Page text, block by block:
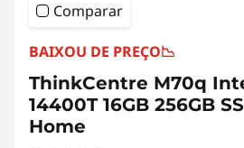
Comparar
BAIXOU DE PREÇO📉
ThinkCentre M70q
14400T 16GB 256GB
Home